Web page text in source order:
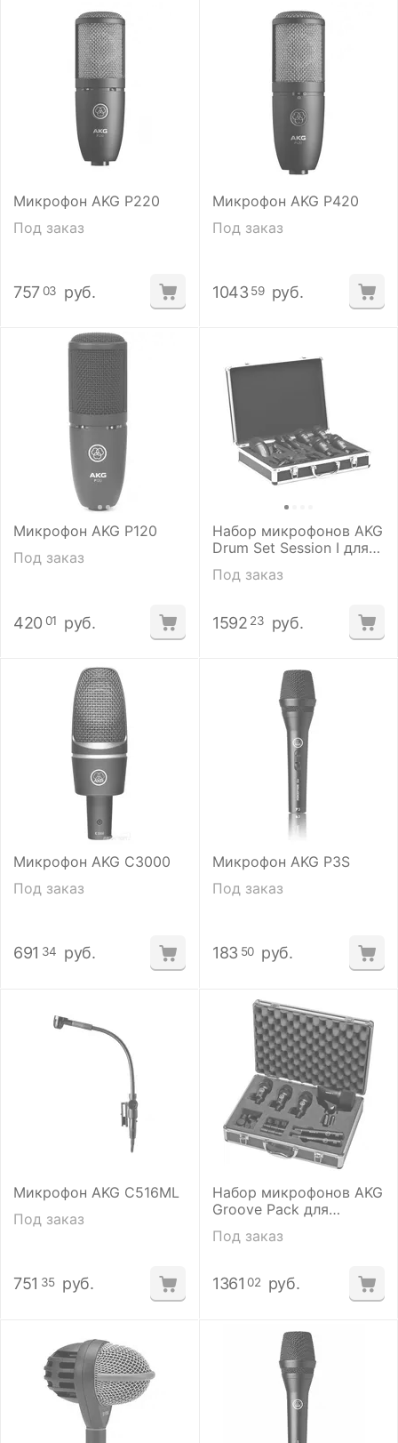
Микрофон AKG P220
Под заказ
757 03 руб.
Микрофон AKG P420
Под заказ
1043 59 руб.
Микрофон AKG P120
Под заказ
420 01 руб.
Набор микрофонов AKG
Drum Set Session I для
ударных инструментов
Под заказ
1592 23 руб.
Микрофон AKG C3000
Под заказ
691 34 руб.
Микрофон AKG P3S
Под заказ
183 50 руб.
Микрофон AKG C516ML
Под заказ
751 35 руб.
Набор микрофонов AKG
Groove Pack для
Под заказ
1361 02 руб.